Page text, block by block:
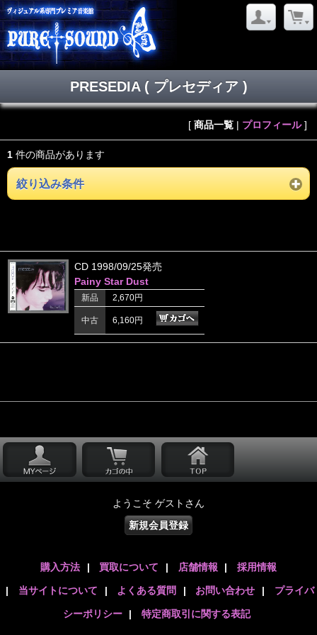
PRESEDIA ( プレセディア )
[ 商品一覧 | プロフィール]
1 件の商品があります
絞り込み条件
CD 1998/09/25発売
Painy Star Dust
新品 2,670円
中古 6,160円
ようこそ ゲストさん
新規会員登録
購入方法 | 買取について | 店舗情報 | 採用情報
| 当サイトについて | よくある質問 | お問い合わせ | プライバ
シーポリシー | 特定商取引に関する表記